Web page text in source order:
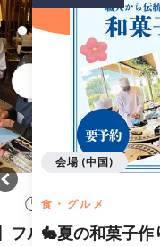
11:00 開始
フルーツ大福
食・グルメ
🐇夏の和菓子
会場 (中国)